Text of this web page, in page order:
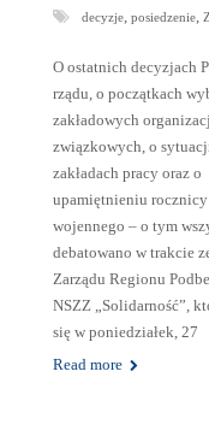
decyzje, posiedzenie,
O ostatnich decyzjach
rządu, o początkach
zakładowych
związkowych, o
zakładach pracy oraz o
upamiętnieniu rocznicy
wojennego – o tym
debatowano w trakcie
Zarządu Regionu
NSZZ „Solidarność”,
się w poniedziałek, 27
Read more